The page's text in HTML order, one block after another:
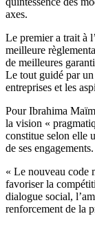
axes.
Le premier a trait à
meilleure
de meilleures
Le tout guidé par
entreprises et les
Pour Ibrahima
la vision «
constitue selon elle
de ses engagements.
« Le nouveau code
favoriser la
dialogue social,
renforcement de la